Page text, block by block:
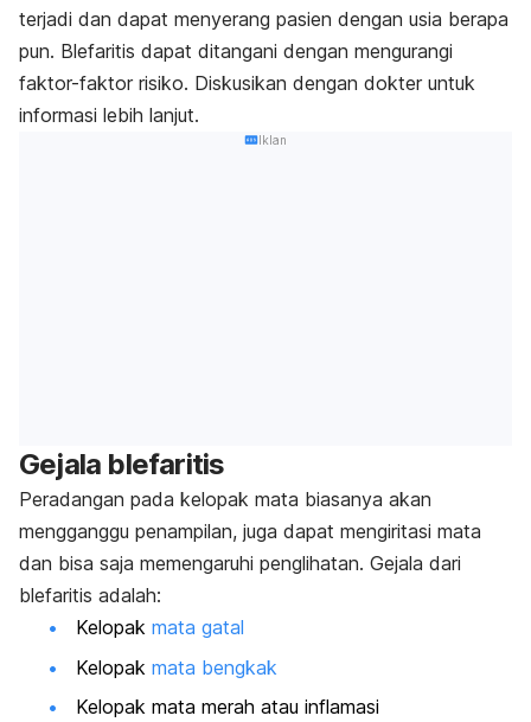
terjadi dan dapat menyerang pasien dengan usia berapa
pun. Blefaritis dapat ditangani dengan mengurangi
faktor-faktor risiko. Diskusikan dengan dokter untuk
informasi lebih lanjut.
Iklan
Gejala blefaritis
Peradangan pada kelopak mata biasanya akan
mengganggu penampilan, juga dapat mengiritasi mata
dan bisa saja memengaruhi penglihatan. Gejala dari
blefaritis adalah:
Kelopak mata gatal
Kelopak mata bengkak
Kelopak mata merah atau inflamasi